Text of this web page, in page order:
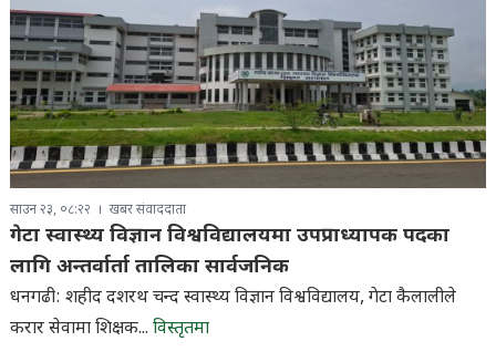
साउन २३, ०८:२२ खबर संवाददाता
गेटा स्वास्थ्य विज्ञान विश्वविद्यालयमा उपप्राध्यापक पदका
लागि अन्तर्वार्ता तालिका सार्वजनिक
धनगढी: शहीद दशरथ चन्द स्वास्थ्य विज्ञान विश्वविद्यालय, गेटा कैलालीले
करार सेवामा शिक्षक... विस्तृतमा